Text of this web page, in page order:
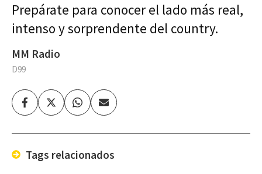
Prepárate para conocer el lado más real,
intenso y sorprendente del country.
MM Radio
D99
FacebookTwitterWhatsapp
Enviar
por
Tags relacionados